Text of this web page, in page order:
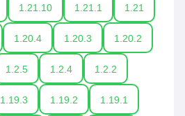
1.21.10 1.21.1 1.21
1.20.4 1.20.3 1.20.2
1.2.5 1.2.4 1.2.2
1.19.3 1.19.2 1.19.1